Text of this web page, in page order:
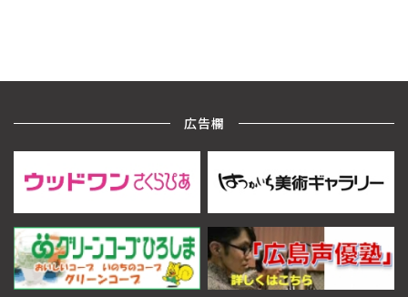
広告欄